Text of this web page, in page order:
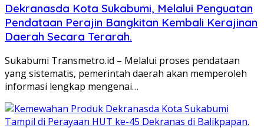
Dekranasda Kota Sukabumi, Melalui Penguatan
Pendataan Perajin Bangkitan Kembali Kerajinan
Daerah Secara Terarah.
Sukabumi Transmetro.id – Melalui proses pendataan
yang sistematis, pemerintah daerah akan memperoleh
informasi lengkap mengenai…